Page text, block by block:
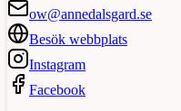
ow@annedalsgard.se
Besök webbplats
Instagram
Facebook